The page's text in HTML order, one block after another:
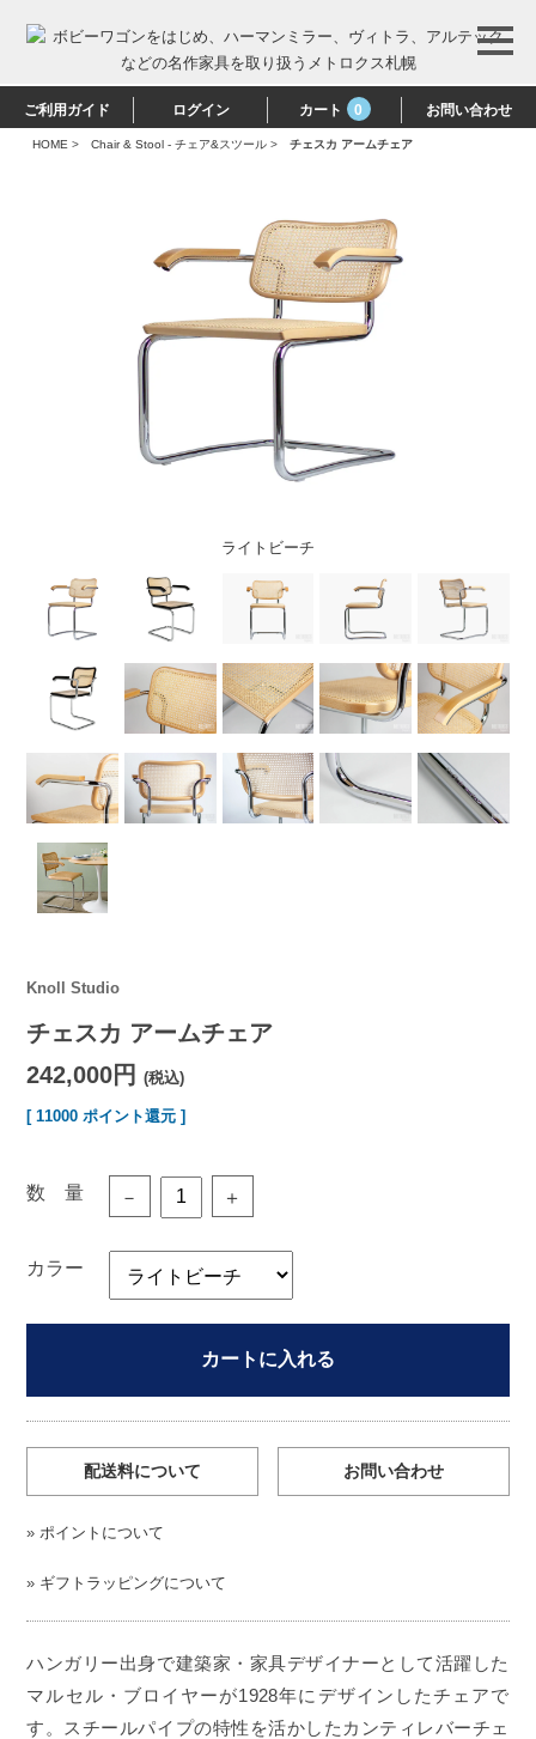
ご利用ガイド ログイン カート 0 お問い合わせ
HOME > Chair & Stool - チェア&スツール > チェスカ アームチェア
ライトビーチ
Knoll Studio
チェスカ アームチェア
242,000円(税込)
[ 11000 ポイント還元 ]
数 量 － ＋
カラー
カートに入れる
配送料について お問い合わせ
» ポイントについて
» ギフトラッピングについて
ハンガリー出身で建築家・家具デザイナーとして活躍した
マルセル・ブロイヤーが1928年にデザインしたチェアで
す。スチールパイプの特性を活かしたカンティレバーチェ